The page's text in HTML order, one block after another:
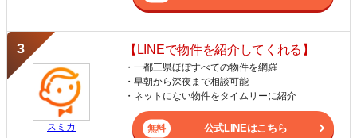
スミカ
【LINEで物件を紹介してくれる】
・一都三県ほぼすべての物件を網羅
・早朝から深夜まで相談可能
・ネットにない物件をタイムリーに紹介
公式LINEはこちら